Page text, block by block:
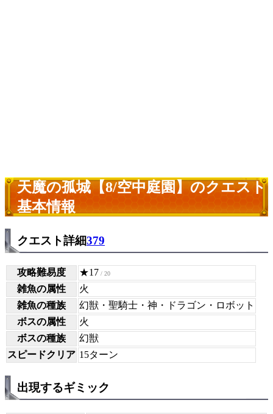
天魔の孤城【8/空中庭園】のクエスト
基本情報
クエスト詳細379
攻略難易度 ★17 / 20
雑魚の属性
火
雑魚の種族
幻獣・聖騎士・神・ドラゴン・ロボット
ボスの属性
火
ボスの種族
幻獣
スピードクリア 15ターン
出現するギミック